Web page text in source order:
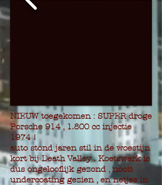
NIEUW toegekomen : SUPER droge
Porsche 914 , 1.800 cc injectie
1974 !
auto stond jaren stil in de woestijn
kort bij Death Valley . Koetswerk is
dus ongelooflijk gezond , nooit
undercoating gezien , en netjes in